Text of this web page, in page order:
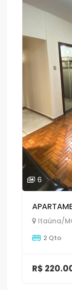
6
Itaúna/
2 Qto
R$